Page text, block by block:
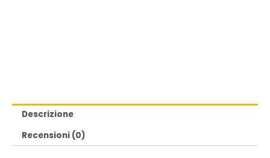
Descrizione
Recensioni (0)